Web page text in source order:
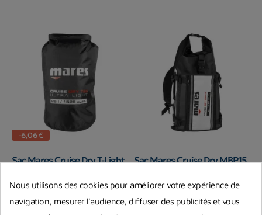
-6,06 €
Sac Mares Cruise Dry T-Light
Mares
22,89 € 28,95 €
Sac Mares Cruise Dry MBP15
Mares
136,00 €
Nous utilisons des cookies pour améliorer votre expérience de
navigation, mesurer l’audience, diffuser des publicités et vous